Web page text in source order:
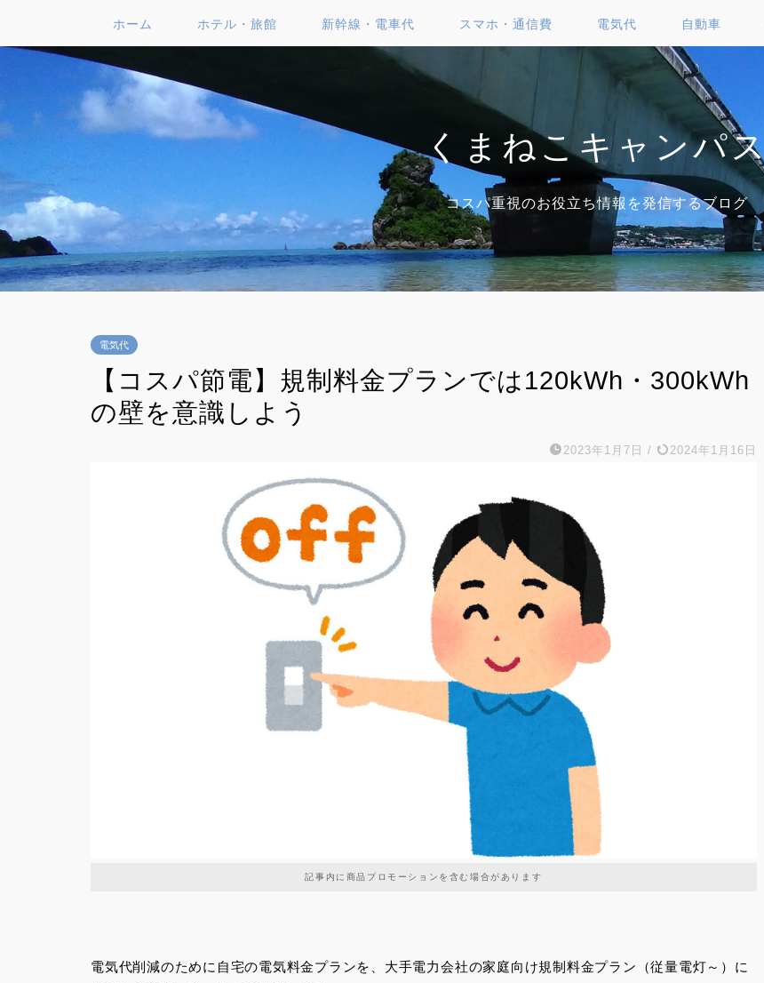
ホーム ホテル・旅館 新幹線・電車代 スマホ・通信費 電気代 自動車
くまねこキャンパス
コスパ重視のお役立ち情報を発信するブログ
電気代
【コスパ節電】規制料金プランでは120kWh・300kWh
の壁を意識しよう
2023年1月7日 / 2024年1月16日
記事内に商品プロモーションを含む場合があります
電気代削減のために自宅の電気料金プランを、大手電力会社の家庭向け規制料金プラン（従量電灯～） に